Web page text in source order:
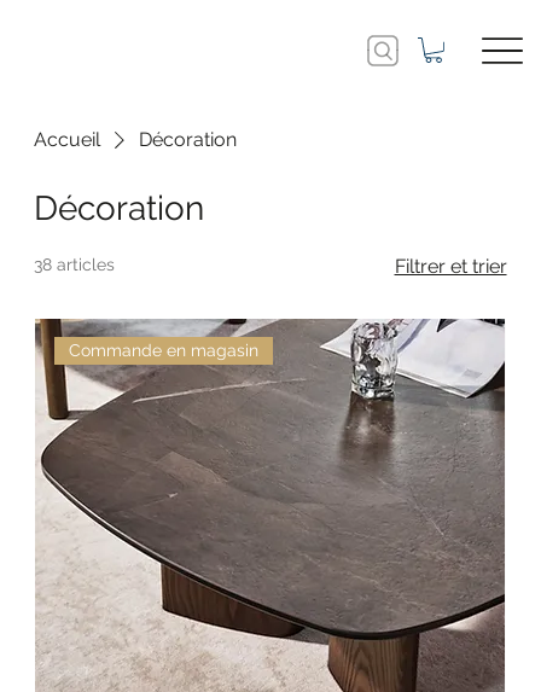
Accueil Décoration
Décoration
38 articles Filtrer et trier
Commande en magasin